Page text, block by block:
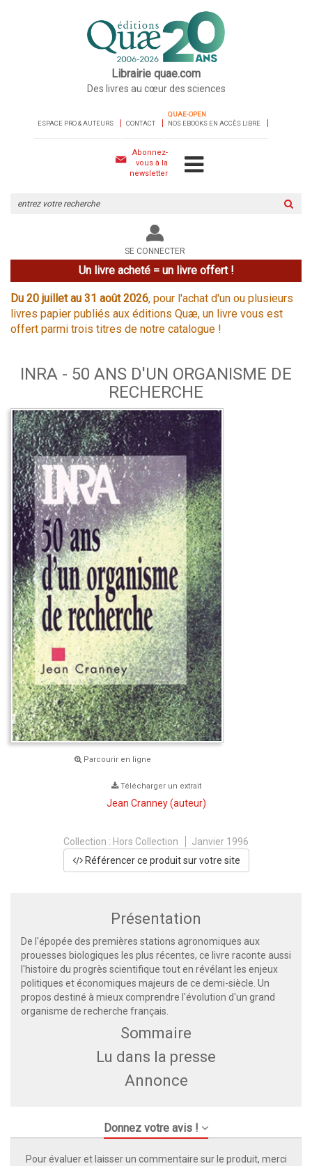
Librairie quae.com
Des livres au cœur des sciences
ESPACE PRO & AUTEURS CONTACT
QUAE-OPEN
NOS EBOOKS EN ACCÈS LIBRE
Abonnez-
vous à la
newsletter
le
site
SE CONNECTER
Un livre acheté = un livre offert !
Du 20 juillet au 31 août 2026, pour l'achat d'un ou plusieurs
livres papier publiés aux éditions Quæ, un livre vous est
offert parmi trois titres de notre catalogue !
INRA - 50 ANS D'UN ORGANISME DE
RECHERCHE
Parcourir en ligne
Télécharger un extrait
Jean Cranney(auteur)
Collection : Hors Collection
Janvier 1996
Référencer ce produit sur votre site
Présentation
De l'épopée des premières stations agronomiques aux
prouesses biologiques les plus récentes, ce livre raconte aussi
l'histoire du progrès scientifique tout en révélant les enjeux
politiques et économiques majeurs de ce demi-siècle. Un
propos destiné à mieux comprendre l'évolution d'un grand
organisme de recherche français.
Sommaire
Lu dans la presse
Annonce
Donnez votre avis !
Pour évaluer et laisser un commentaire sur le produit, merci